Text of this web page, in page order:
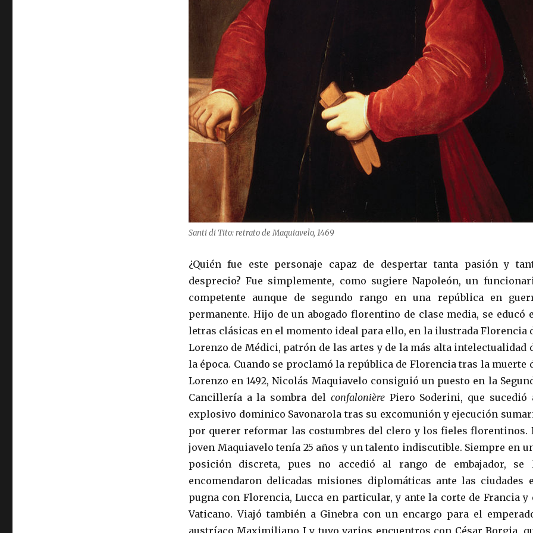
Santi di Tito: retrato de Maquiavelo, 1469
¿Quién fue este personaje capaz de despertar tanta pasión y
desprecio? Fue simplemente, como sugiere Napoleón, un
competente aunque de segundo rango en una república en
permanente. Hijo de un abogado florentino de clase media, se educó
letras clásicas en el momento ideal para ello, en la ilustrada Florencia
Lorenzo de Médici, patrón de las artes y de la más alta intelectualidad
la época. Cuando se proclamó la república de Florencia tras la muerte
Lorenzo en 1492, Nicolás Maquiavelo consiguió un puesto en la
Cancillería a la sombra del confalonièrePiero Soderini, que sucedió
explosivo dominico Savonarola tras su excomunión y ejecución
por querer reformar las costumbres del clero y los fieles florentinos.
joven Maquiavelo tenía 25 años y un talento indiscutible. Siempre en
posición discreta, pues no accedió al rango de embajador, se
encomendaron delicadas misiones diplomáticas ante las ciudades
pugna con Florencia, Lucca en particular, y ante la corte de Francia y
Vaticano. Viajó también a Ginebra con un encargo para el
austríaco Maximiliano I y tuvo varios encuentros con César Borgia,